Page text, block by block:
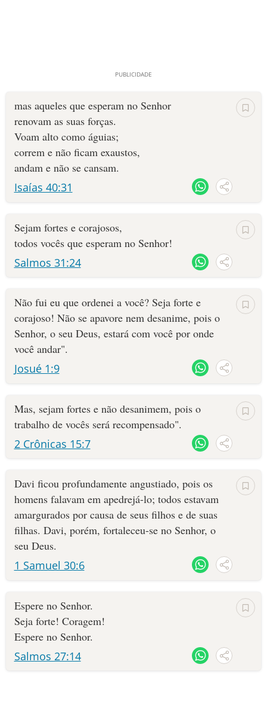
mas aqueles que esperam no Senhor
renovam as suas forças.
Voam alto como águias;
correm e não ficam exaustos,
andam e não se cansam.
Isaías 40:31
Sejam fortes e corajosos,
todos vocês que esperam no Senhor!
Salmos 31:24
Não fui eu que ordenei a você? Seja forte e
corajoso! Não se apavore nem desanime, pois o
Senhor, o seu Deus, estará com você por onde
você andar".
Josué 1:9
Mas, sejam fortes e não desanimem, pois o
trabalho de vocês será recompensado".
2 Crônicas 15:7
Davi ficou profundamente angustiado, pois os
homens falavam em apedrejá-lo; todos estavam
amargurados por causa de seus filhos e de suas
filhas. Davi, porém, fortaleceu-se no Senhor, o
seu Deus.
1 Samuel 30:6
Espere no Senhor.
Seja forte! Coragem!
Espere no Senhor.
Salmos 27:14